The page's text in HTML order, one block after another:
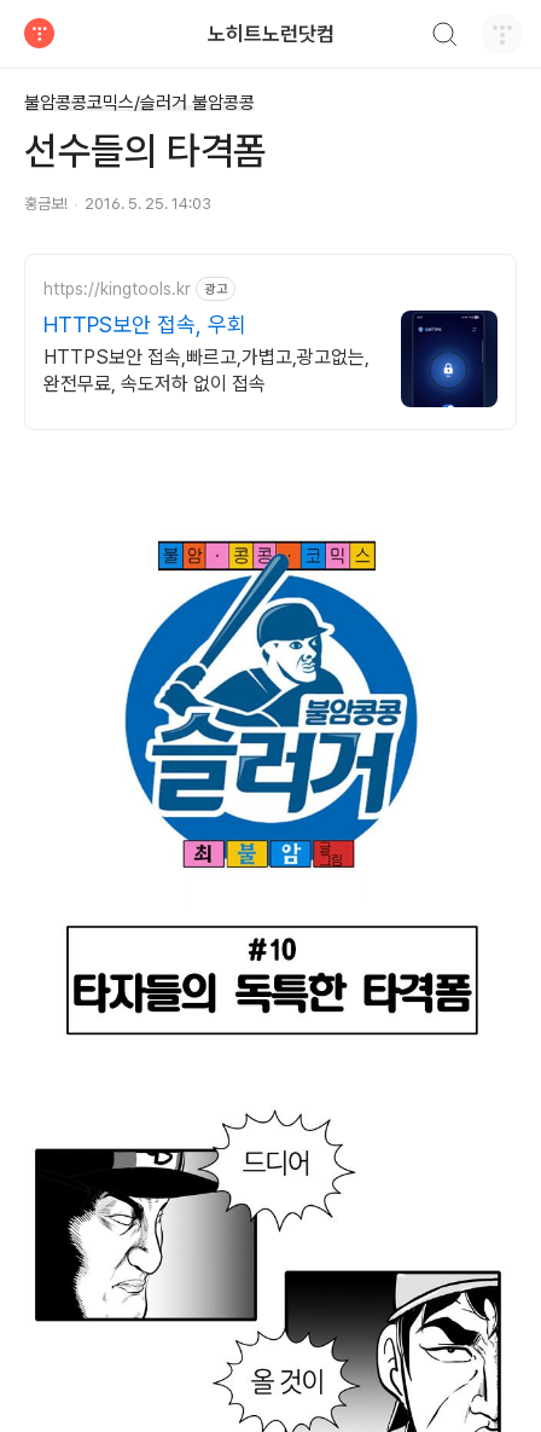
노히트노런닷컴
불암콩콩코믹스/슬러거 불암콩콩
선수들의 타격폼
홍금보! 2016. 5. 25. 14:03
https://kingtools.kr 광고
HTTPS보안 접속, 우회
HTTPS보안 접속,빠르고,가볍고,광고없는,
완전무료, 속도저하 없이 접속